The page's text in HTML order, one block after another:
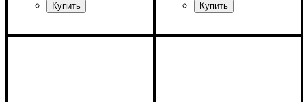
Ширина: 120 см
Ширина: 144 см